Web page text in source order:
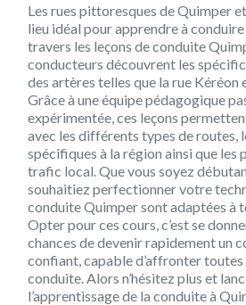
Les rues pittoresques de Quimper
lieu idéal pour apprendre à
travers les leçons de conduite
conducteurs découvrent les
des artères telles que la rue Kéréon
Grâce à une équipe pédagogique
expérimentée, ces leçons
avec les différents types de routes,
spécifiques à la région ainsi que les
trafic local. Que vous soyez
souhaitiez perfectionner votre
conduite Quimper sont adaptées à
Opter pour ces cours, c’est se
chances de devenir rapidement un
confiant, capable d’affronter
conduite. Alors n’hésitez plus et
l’apprentissage de la conduite à